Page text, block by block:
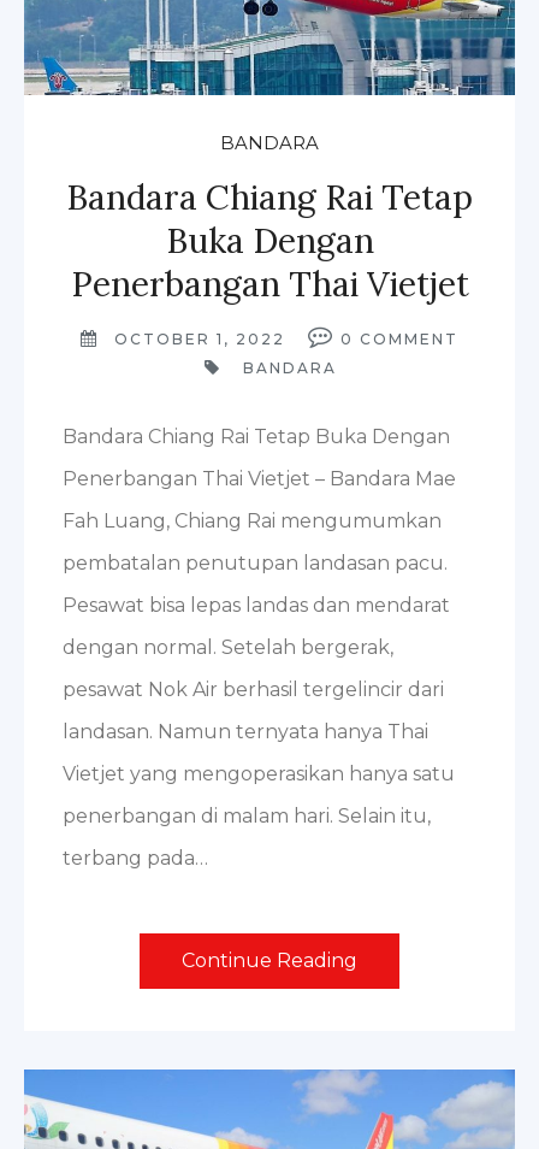
BANDARA
Bandara Chiang Rai Tetap
Buka Dengan
Penerbangan Thai Vietjet
OCTOBER 1, 2022 0 COMMENT
BANDARA
Bandara Chiang Rai Tetap Buka Dengan
Penerbangan Thai Vietjet – Bandara Mae
Fah Luang, Chiang Rai mengumumkan
pembatalan penutupan landasan pacu.
Pesawat bisa lepas landas dan mendarat
dengan normal. Setelah bergerak,
pesawat Nok Air berhasil tergelincir dari
landasan. Namun ternyata hanya Thai
Vietjet yang mengoperasikan hanya satu
penerbangan di malam hari. Selain itu,
terbang pada…
Continue Reading